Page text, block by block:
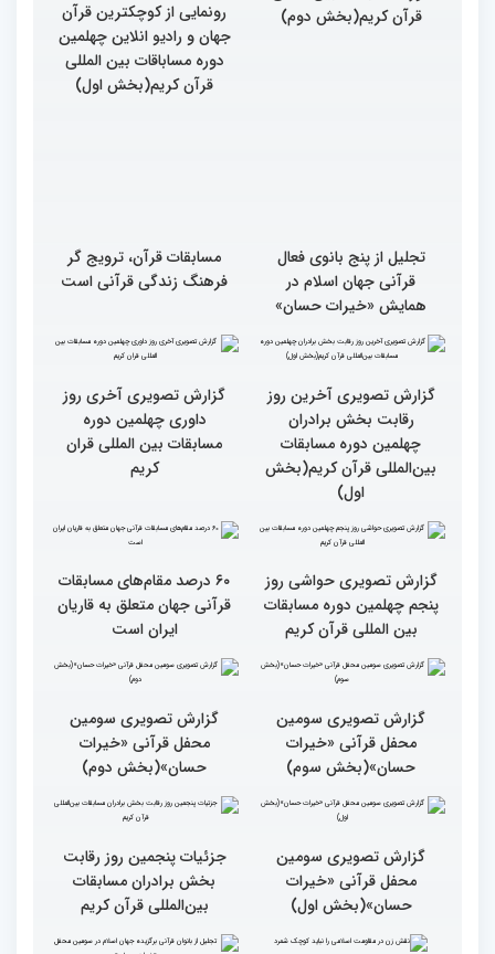
گزارش تصویری مراسم
رونمایی از کوچکترین قرآن
تجلیل از پنج بانوی فعال
قرآنی جهان اسلام در
همایش «خیرات حسان»
مسابقات قرآن، ترویج گر
فرهنگ زندگی قرآنی است
رقابت بخش برادران
چهلمین دوره مسابقات
بین‌المللی قرآن کریم(بخش
اول)
گزارش تصویری آخری روز
مسابقات بین المللی قران
کریم
گزارش تصویری حواشی روز
پنجم چهلمین دوره مسابقات
بین المللی قرآن کریم
۶۰ درصد مقام‌های مسابقات
قرآنی جهان متعلق به قاریان
ایران است